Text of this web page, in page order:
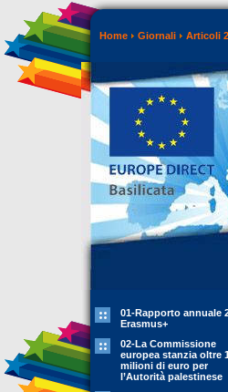
Home Giornali Articoli
01-Rapporto annuale
Erasmus+
02-La Commissione
europea stanzia oltre
milioni di euro per
l’Autorità palestinese